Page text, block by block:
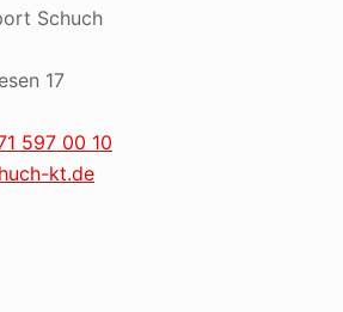
Schuch
17
597 00 10
kt.de